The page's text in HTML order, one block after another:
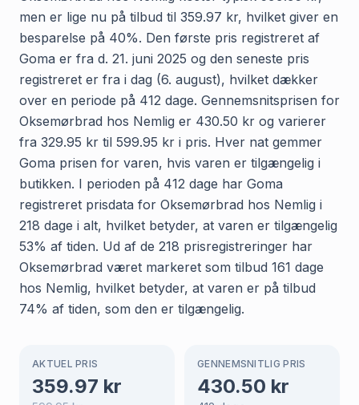
men er lige nu på tilbud til 359.97 kr, hvilket giver en
besparelse på 40%. Den første pris registreret af
Goma er fra d. 21. juni 2025 og den seneste pris
registreret er fra i dag (6. august), hvilket dækker
over en periode på 412 dage. Gennemsnitsprisen for
Oksemørbrad hos Nemlig er 430.50 kr og varierer
fra 329.95 kr til 599.95 kr i pris. Hver nat gemmer
Goma prisen for varen, hvis varen er tilgængelig i
butikken. I perioden på 412 dage har Goma
registreret prisdata for Oksemørbrad hos Nemlig i
218 dage i alt, hvilket betyder, at varen er tilgængelig
53% af tiden. Ud af de 218 prisregistreringer har
Oksemørbrad været markeret som tilbud 161 dage
hos Nemlig, hvilket betyder, at varen er på tilbud
74% af tiden, som den er tilgængelig.
AKTUEL PRIS
359.97 kr
GENNEMSNITLIG PRIS
430.50 kr